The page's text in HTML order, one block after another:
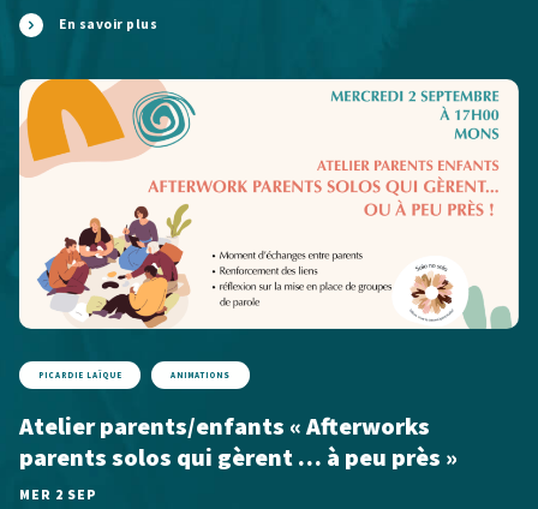
En savoir plus
PICARDIE LAÏQUE ANIMATIONS
Atelier parents/enfants « Afterworks
parents solos qui gèrent … à peu près »
MER 2 SEP